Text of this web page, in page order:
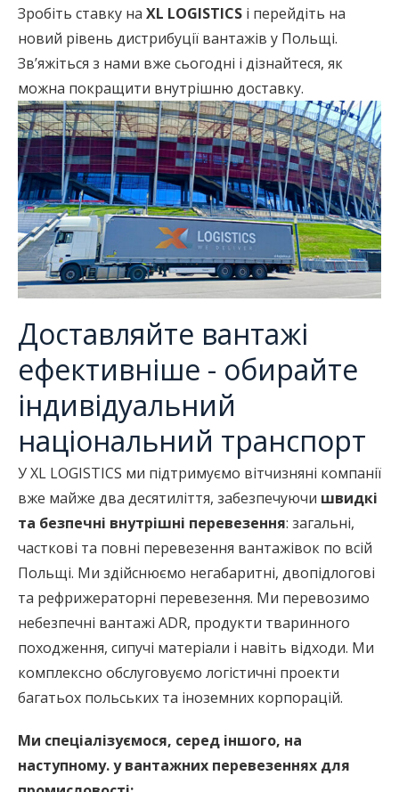
Зробіть ставку на XL LOGISTICS і перейдіть на
новий рівень дистрибуції вантажів у Польщі.
Зв’яжіться з нами вже сьогодні і дізнайтеся, як
можна покращити внутрішню доставку.
Доставляйте вантажі
ефективніше - обирайте
індивідуальний
національний транспорт
У XL LOGISTICS ми підтримуємо вітчизняні компанії
вже майже два десятиліття, забезпечуючи швидкі
та безпечні внутрішні перевезення: загальні,
часткові та повні перевезення вантажівок по всій
Польщі. Ми здійснюємо негабаритні, двопідлогові
та рефрижераторні перевезення. Ми перевозимо
небезпечні вантажі ADR, продукти тваринного
походження, сипучі матеріали і навіть відходи. Ми
комплексно обслуговуємо логістичні проекти
багатьох польських та іноземних корпорацій.
Ми спеціалізуємося, серед іншого, на
наступному. у вантажних перевезеннях для